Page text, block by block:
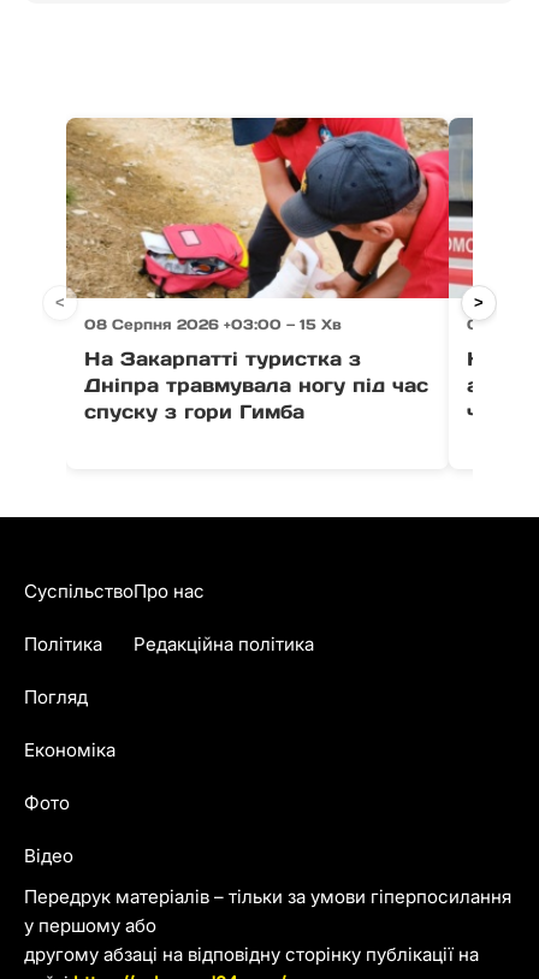
08 Серпня 2026 +03:00 — 15 Хв
На Закарпатті туристка з
Дніпра травмувала ногу під час
спуску з гори Гимба
08
На
< >
Передрук матеріалів – тільки за умови гіперпосилання
у першому або
другому абзаці на відповідну сторінку публікації на
Суспільство
Політика
Погляд
Економіка
Фото
Відео
Про нас
Редакційна політика